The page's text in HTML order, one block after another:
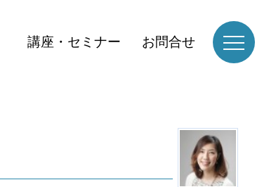
講座・セミナー お問合せ